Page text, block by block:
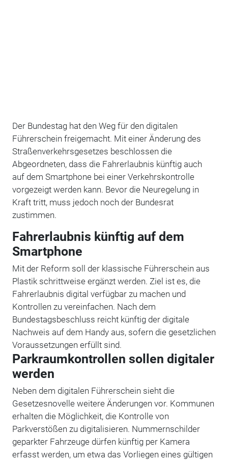
Der Bundestag hat den Weg für den digitalen
Führerschein freigemacht. Mit einer Änderung des
Straßenverkehrsgesetzes beschlossen die
Abgeordneten, dass die Fahrerlaubnis künftig auch
auf dem Smartphone bei einer Verkehrskontrolle
vorgezeigt werden kann. Bevor die Neuregelung in
Kraft tritt, muss jedoch noch der Bundesrat
zustimmen.
Fahrerlaubnis künftig auf dem
Smartphone
Mit der Reform soll der klassische Führerschein aus
Plastik schrittweise ergänzt werden. Ziel ist es, die
Fahrerlaubnis digital verfügbar zu machen und
Kontrollen zu vereinfachen. Nach dem
Bundestagsbeschluss reicht künftig der digitale
Nachweis auf dem Handy aus, sofern die gesetzlichen
Voraussetzungen erfüllt sind.
Parkraumkontrollen sollen digitaler
werden
Neben dem digitalen Führerschein sieht die
Gesetzesnovelle weitere Änderungen vor. Kommunen
erhalten die Möglichkeit, die Kontrolle von
Parkverstößen zu digitalisieren. Nummernschilder
geparkter Fahrzeuge dürfen künftig per Kamera
erfasst werden, um etwa das Vorliegen eines gültigen